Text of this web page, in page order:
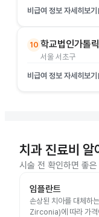
비급여 정보 자세히보기
10
서울 서초구
비급여 정보 자세히보기
치과 진료비 알
시술 전 확인하면 좋
임플란트
손상된 치아를 대체하
Zirconia)에 따라 가격